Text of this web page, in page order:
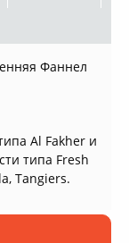
Фаннел
Al Fakher и
типа Fresh
Tangiers.